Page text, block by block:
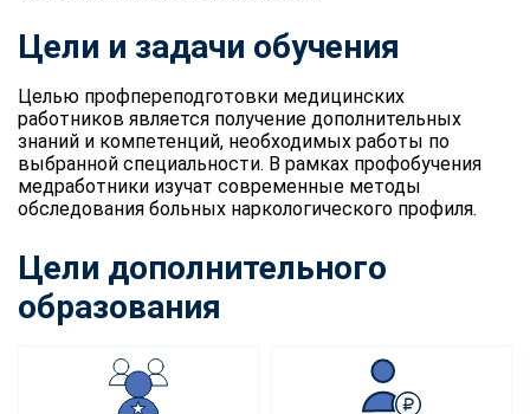
Цели и задачи обучения
Целью профпереподготовки медицинских
работников является получение дополнительных
знаний и компетенций, необходимых работы по
выбранной специальности. В рамках профобучения
медработники изучат современные методы
обследования больных наркологического профиля.
Цели дополнительного
образования